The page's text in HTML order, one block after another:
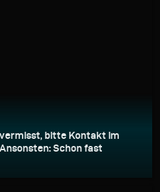
bitte Kontakt im
Schon fast